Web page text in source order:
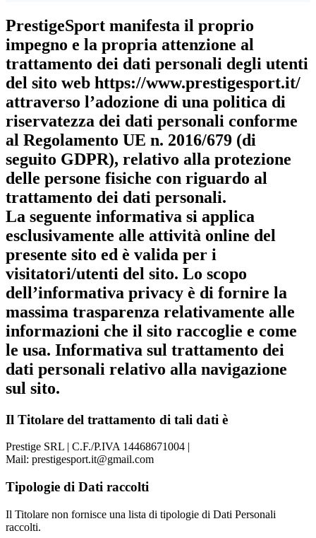
PrestigeSport manifesta il proprio
impegno e la propria attenzione al
trattamento dei dati personali degli utenti
del sito web https://www.prestigesport.it/
attraverso l’adozione di una politica di
riservatezza dei dati personali conforme
al Regolamento UE n. 2016/679 (di
seguito GDPR), relativo alla protezione
delle persone fisiche con riguardo al
trattamento dei dati personali.
La seguente informativa si applica
esclusivamente alle attività online del
presente sito ed è valida per i
visitatori/utenti del sito. Lo scopo
dell’informativa privacy è di fornire la
massima trasparenza relativamente alle
informazioni che il sito raccoglie e come
le usa. Informativa sul trattamento dei
dati personali relativo alla navigazione
sul sito.
Il Titolare del trattamento di tali dati è
Prestige SRL | C.F./P.IVA 14468671004 |
Mail: prestigesport.it@gmail.com
Tipologie di Dati raccolti
Il Titolare non fornisce una lista di tipologie di Dati Personali
raccolti.